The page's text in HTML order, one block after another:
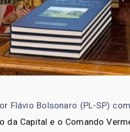
Flávio Bolsonaro (PL-SP)
da Capital e o Comando